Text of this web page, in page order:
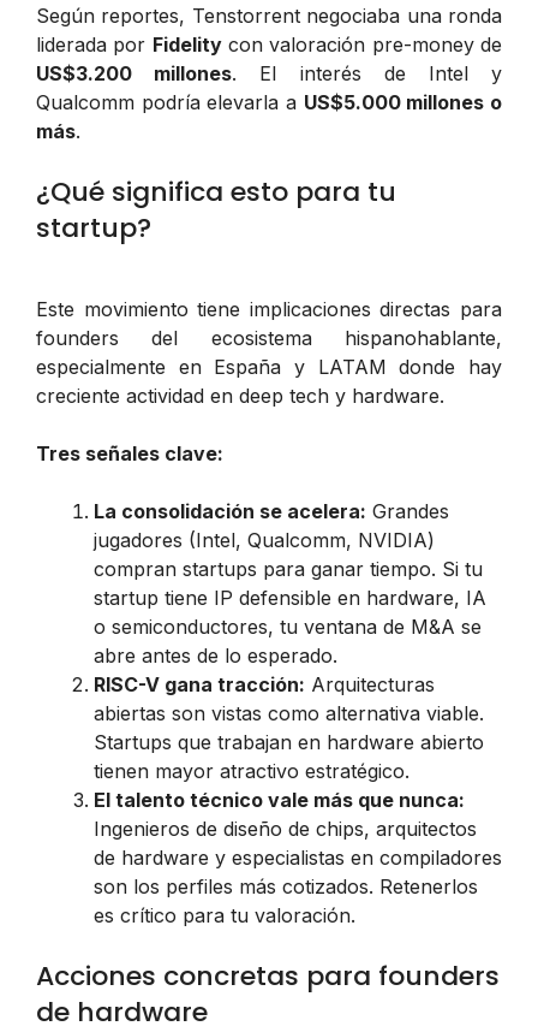
Según reportes, Tenstorrent negociaba una ronda
liderada por Fidelitycon valoración pre-money de
US$3.200 millones. El interés de Intel y
Qualcomm podría elevarla a US$5.000 millones o
más.
¿Qué significa esto para tu
startup?
Este movimiento tiene implicaciones directas para
founders del ecosistema hispanohablante,
especialmente en España y LATAM donde hay
creciente actividad en deep tech y hardware.
Tres señales clave:
La consolidación se acelera: Grandes
jugadores (Intel, Qualcomm, NVIDIA)
compran startups para ganar tiempo. Si tu
startup tiene IP defensible en hardware, IA
o semiconductores, tu ventana de M&A se
abre antes de lo esperado.
RISC-V gana tracción: Arquitecturas
abiertas son vistas como alternativa viable.
Startups que trabajan en hardware abierto
tienen mayor atractivo estratégico.
El talento técnico vale más que nunca:
Ingenieros de diseño de chips, arquitectos
de hardware y especialistas en compiladores
son los perfiles más cotizados. Retenerlos
es crítico para tu valoración.
Acciones concretas para founders
de hardware